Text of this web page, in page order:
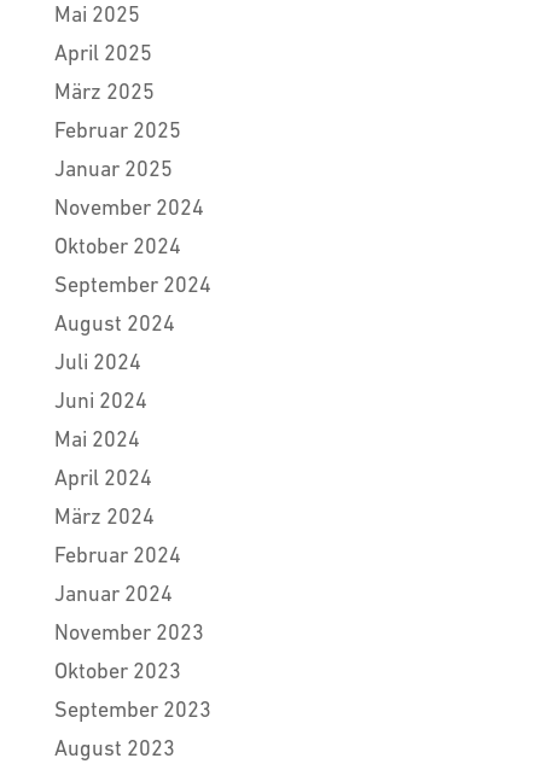
Mai 2025
April 2025
März 2025
Februar 2025
Januar 2025
November 2024
Oktober 2024
September 2024
August 2024
Juli 2024
Juni 2024
Mai 2024
April 2024
März 2024
Februar 2024
Januar 2024
November 2023
Oktober 2023
September 2023
August 2023